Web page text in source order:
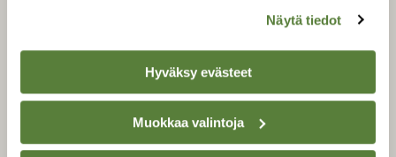
Näytä tiedot
Hyväksy evästeet
Muokkaa valintoja
luonnonsuojelu­liitto.